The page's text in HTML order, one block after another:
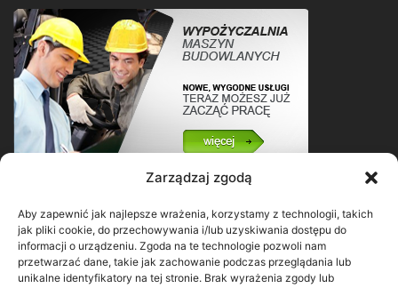
Zarządzaj zgodą
Aby zapewnić jak najlepsze wrażenia, korzystamy z technologii, takich
jak pliki cookie, do przechowywania i/lub uzyskiwania dostępu do
informacji o urządzeniu. Zgoda na te technologie pozwoli nam
przetwarzać dane, takie jak zachowanie podczas przeglądania lub
unikalne identyfikatory na tej stronie. Brak wyrażenia zgody lub